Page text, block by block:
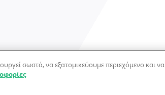
σωστά, να εξατομικεύουμε περιεχόμενο και να